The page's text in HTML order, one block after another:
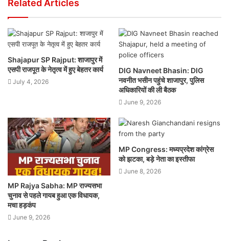
Related Articles
Shajapur SP Rajput: शाजापुर में
एसपी राजपूत के नेतृत्व में हुए बेहतर कार्य
July 4, 2026
DIG Navneet Bhasin: DIG
नवनीत भसीन पहुंचे शाजापुर, पुलिस
अधिकारियों की ली बैठक
June 9, 2026
MP Rajya Sabha: MP राज्यसभा
चुनाव से पहले गायब हुआ एक विधायक,
मचा हड़कंप
June 9, 2026
MP Congress: मध्यप्रदेश कांग्रेस
को झटका, बड़े नेता का इस्तीफा
June 8, 2026